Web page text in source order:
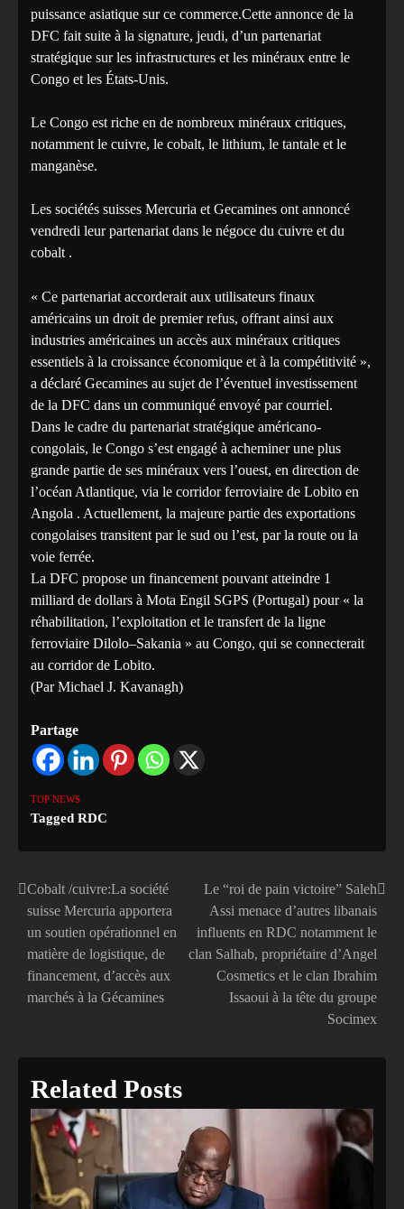
puissance asiatique sur ce commerce.Cette annonce de la
DFC fait suite à la signature, jeudi, d’un partenariat
stratégique sur les infrastructures et les minéraux entre le
Congo et les États-Unis.
Le Congo est riche en de nombreux minéraux critiques,
notamment le cuivre, le cobalt, le lithium, le tantale et le
manganèse.
Les sociétés suisses Mercuria et Gecamines ont annoncé
vendredi leur partenariat dans le négoce du cuivre et du
cobalt .
« Ce partenariat accorderait aux utilisateurs finaux
américains un droit de premier refus, offrant ainsi aux
industries américaines un accès aux minéraux critiques
essentiels à la croissance économique et à la compétitivité »,
a déclaré Gecamines au sujet de l’éventuel investissement
de la DFC dans un communiqué envoyé par courriel.
Dans le cadre du partenariat stratégique américano-
congolais, le Congo s’est engagé à acheminer une plus
grande partie de ses minéraux vers l’ouest, en direction de
l’océan Atlantique, via le corridor ferroviaire de Lobito en
Angola . Actuellement, la majeure partie des exportations
congolaises transitent par le sud ou l’est, par la route ou la
voie ferrée.
La DFC propose un financement pouvant atteindre 1
milliard de dollars à Mota Engil SGPS (Portugal) pour « la
réhabilitation, l’exploitation et le transfert de la ligne
ferroviaire Dilolo–Sakania » au Congo, qui se connecterait
au corridor de Lobito.
(Par Michael J. Kavanagh)
Partage
TOP NEWS
Tagged RDC
Navigation
de
l’article
Cobalt /cuivre:La société
suisse Mercuria apportera
un soutien opérationnel en
matière de logistique, de
financement, d’accès aux
marchés à la Gécamines
Le “roi de pain victoire” Saleh
Assi menace d’autres libanais
influents en RDC notamment le
clan Salhab, propriétaire d’Angel
Cosmetics et le clan Ibrahim
Issaoui à la tête du groupe
Socimex
Related Posts